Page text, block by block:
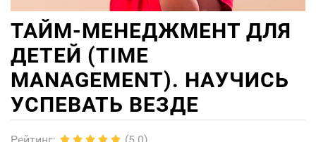
ТАЙМ-МЕНЕДЖМЕНТ ДЛЯ
ДЕТЕЙ (TIME
MANAGEMENT). НАУЧИСЬ
УСПЕВАТЬ ВЕЗДЕ